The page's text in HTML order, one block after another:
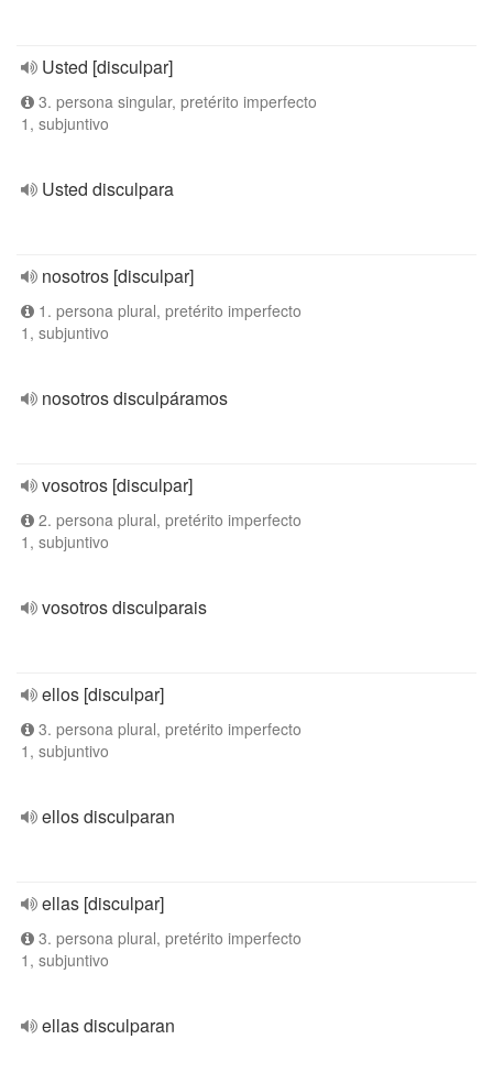
Usted [disculpar]
3. persona singular, pretérito imperfecto
1, subjuntivo
Usted disculpara
nosotros [disculpar]
1. persona plural, pretérito imperfecto
1, subjuntivo
nosotros disculpáramos
vosotros [disculpar]
2. persona plural, pretérito imperfecto
1, subjuntivo
vosotros disculparais
ellos [disculpar]
3. persona plural, pretérito imperfecto
1, subjuntivo
ellos disculparan
ellas [disculpar]
3. persona plural, pretérito imperfecto
1, subjuntivo
ellas disculparan